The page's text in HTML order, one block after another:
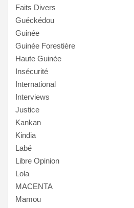
Faits Divers
Guéckédou
Guinée
Guinée Forestière
Haute Guinée
Insécurité
International
Interviews
Justice
Kankan
Kindia
Labé
Libre Opinion
Lola
MACENTA
Mamou